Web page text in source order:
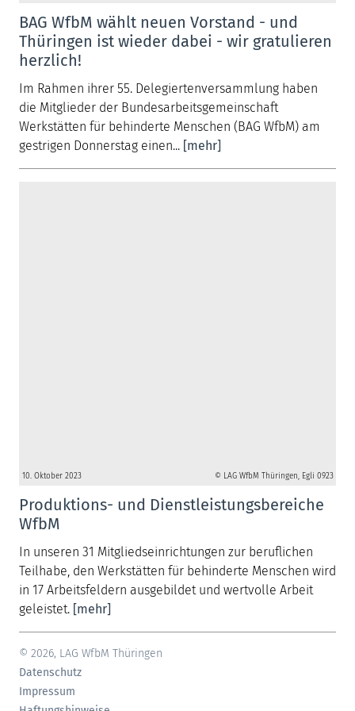
BAG WfbM wählt neuen Vorstand - und
Thüringen ist wieder dabei - wir gratulieren
herzlich!
Im Rahmen ihrer 55. Delegiertenversammlung haben
die Mitglieder der Bundesarbeitsgemeinschaft
Werkstätten für behinderte Menschen (BAG WfbM) am
gestrigen Donnerstag einen... [mehr]
10. Oktober 2023 © LAG WfbM Thüringen, Egli 0923
Produktions- und Dienstleistungsbereiche
WfbM
In unseren 31 Mitgliedseinrichtungen zur beruflichen
Teilhabe, den Werkstätten für behinderte Menschen wird
in 17 Arbeitsfeldern ausgebildet und wertvolle Arbeit
geleistet. [mehr]
© 2026, LAG WfbM Thüringen
Datenschutz
Impressum